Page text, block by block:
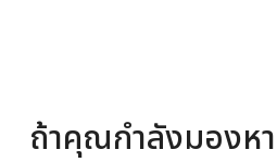
ถ้าคุณกำลังมองห